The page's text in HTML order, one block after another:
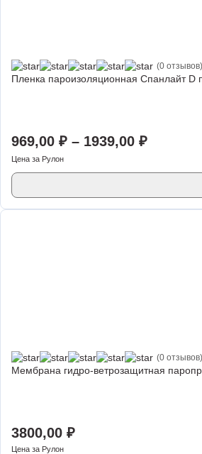
(0 отзывов)
Пленка пароизоляционная Спанлайт D
969,00 ₽ – 1939,00 ₽
Цена за Рулон
(0 отзывов)
Мембрана гидро-ветрозащитная
3800,00 ₽
Цена за Рулон